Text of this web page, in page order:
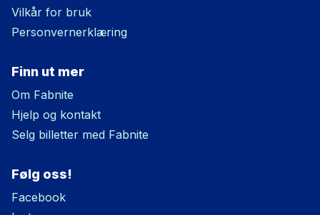
Vilkår for bruk
Personvernerklæring
Finn ut mer
Om Fabnite
Hjelp og kontakt
Selg billetter med Fabnite
Følg oss!
Facebook